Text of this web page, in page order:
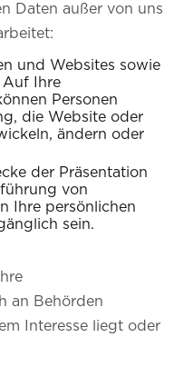
Daten außer von uns
und Websites sowie
Auf Ihre
Personen
die Website oder
ändern oder
der Präsentation
von
Ihre persönlichen
sein.
an Behörden
Interesse liegt oder